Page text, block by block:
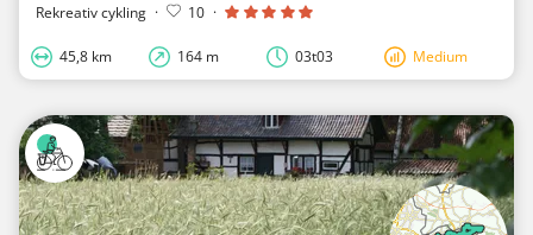
Rekreativ cykling · 10 ·
45,8 km 164 m 03t03 Medium